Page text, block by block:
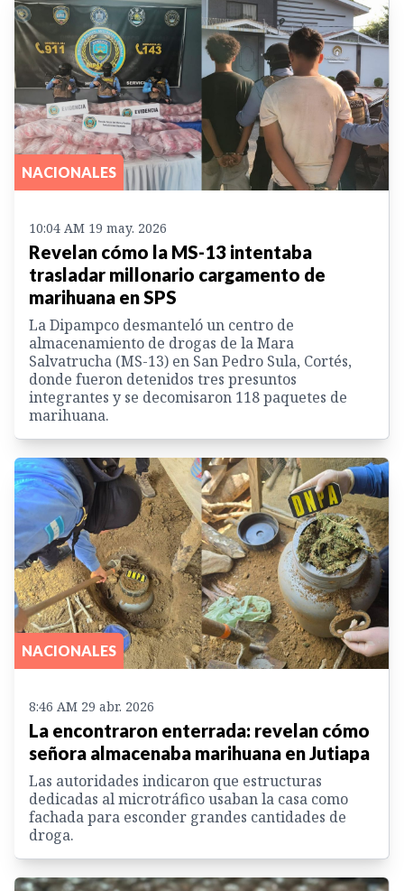
NACIONALES
10:04 AM 19 may. 2026
Revelan cómo la MS-13 intentaba
trasladar millonario cargamento de
marihuana en SPS
La Dipampco desmanteló un centro de
almacenamiento de drogas de la Mara
Salvatrucha (MS-13) en San Pedro Sula, Cortés,
donde fueron detenidos tres presuntos
integrantes y se decomisaron 118 paquetes de
marihuana.
NACIONALES
8:46 AM 29 abr. 2026
La encontraron enterrada: revelan cómo
señora almacenaba marihuana en Jutiapa
Las autoridades indicaron que estructuras
dedicadas al microtráfico usaban la casa como
fachada para esconder grandes cantidades de
droga.